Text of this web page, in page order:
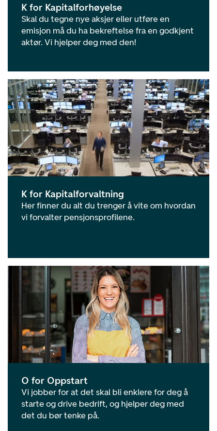
K for Kapitalforhøyelse
Skal du tegne nye aksjer eller utføre en
emisjon må du ha bekreftelse fra en godkjent
aktør. Vi hjelper deg med den!
K for Kapitalforvaltning
Her finner du alt du trenger å vite om hvordan
vi forvalter pensjonsprofilene.
O for Oppstart
Vi jobber for at det skal bli enklere for deg å
starte og drive bedrift, og hjelper deg med
det du bør tenke på.